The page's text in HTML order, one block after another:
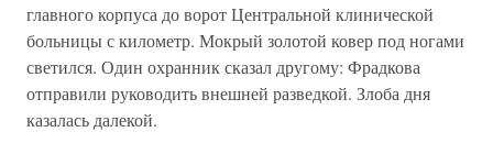
главного корпуса до ворот Центральной клинической
больницы с километр. Мокрый золотой ковер под ногами
светился. Один охранник сказал другому: Фрадкова
отправили руководить внешней разведкой. Злоба дня
казалась далекой.